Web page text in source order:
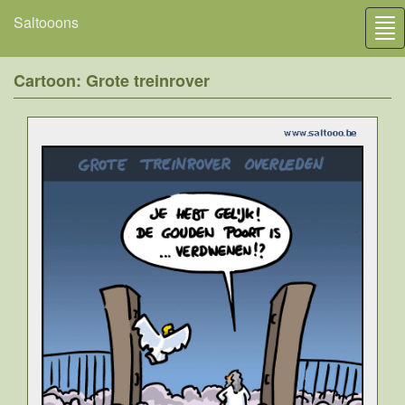
Saltooons
Cartoon: Grote treinrover